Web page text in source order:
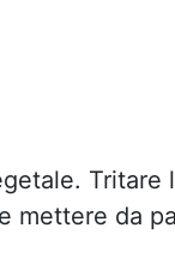
Tritare
mettere da